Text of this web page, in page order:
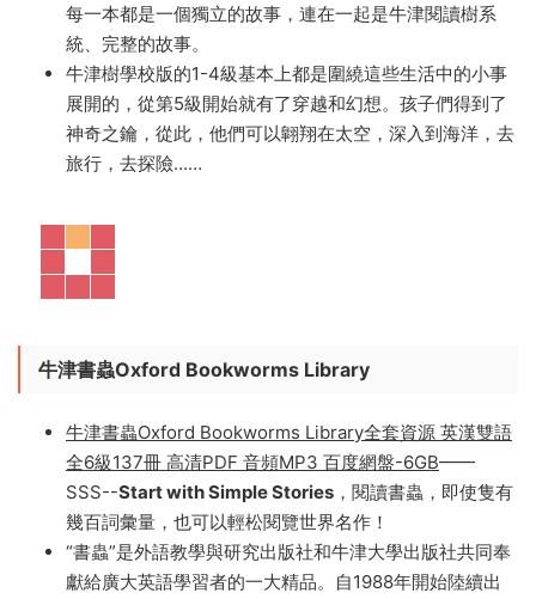
部連續劇，令人欲罷不能！
目前全球130個國家在用它作爲外語學習教材，在英國超
過80%的幼兒園和小學，以及國内很多國際學校都在使用
它作爲教材，超過3000萬學生都在讀它。
牛津樹學校版共1-9階，常被稱爲兒童版的《老友記》，
每一本都是一個獨立的故事，連在一起是牛津閱讀樹系
牛津樹學校版的1-4級基本上都是圍繞這些生活中的小事
展開的，從第5級開始就有了穿越和幻想。孩子們得到了
牛津書蟲Oxford Bookworms Library
牛津書蟲Oxford Bookworms Library全套資源 英漢雙語